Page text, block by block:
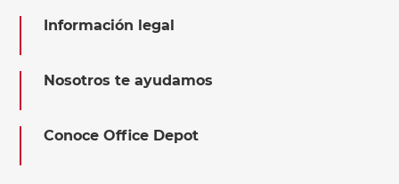
Información legal
Nosotros te ayudamos
Conoce Office Depot